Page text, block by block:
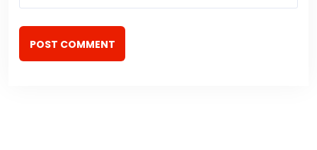
POST COMMENT